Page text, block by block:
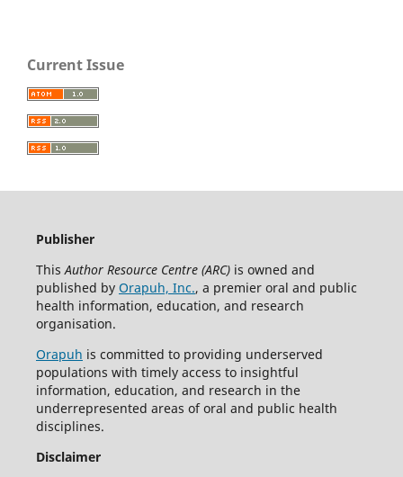
Current Issue
Publisher
This Author Resource Centre (ARC) is owned and
published by Orapuh, Inc., a premier oral and public
health information, education, and research
organisation.
Orapuh is committed to providing underserved
populations with timely access to insightful
information, education, and research in the
underrepresented areas of oral and public health
disciplines.
Disclaimer